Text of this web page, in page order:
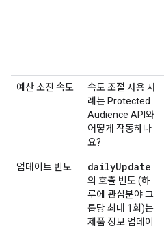
예산 소진 속도
속도 조절 사용 사
례는 Protected
Audience API와
어떻게 작동하나
요?
업데이트 빈도 dailyUpdate
의 호출 빈도 (하
루에 관심분야 그
룹당 최대 1회)는
제품 정보 업데이